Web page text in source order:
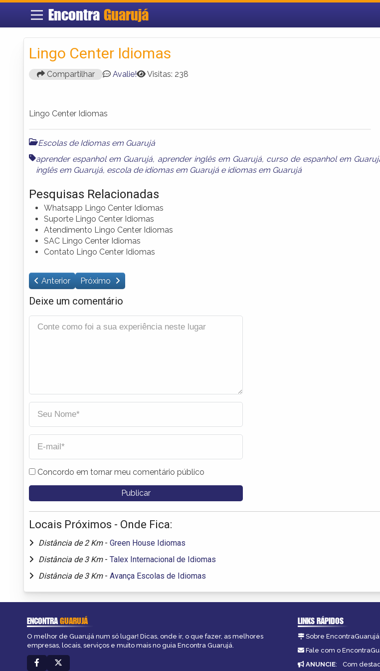
EncontraGuarujá
Lingo Center Idiomas
Compartilhar Avalie! Visitas: 238
Lingo Center Idiomas
Escolas de Idiomas em Guarujá
aprender espanhol em Guarujá, aprender inglês em Guarujá, curso de espanhol em
inglês em Guarujá, escola de idiomas em Guarujá e idiomas em Guarujá
Pesquisas Relacionadas
Whatsapp Lingo Center Idiomas
Suporte Lingo Center Idiomas
Atendimento Lingo Center Idiomas
SAC Lingo Center Idiomas
Contato Lingo Center Idiomas
Anterior Próximo
Deixe um comentário
Concordo em tornar meu comentário público
Locais Próximos - Onde Fica:
Distância de 2 Km - Green House Idiomas
Distância de 3 Km - Talex Internacional de Idiomas
Distância de 3 Km - Avança Escolas de Idiomas
ENCONTRAGUARUJÁ
O melhor de Guarujá num só lugar! Dicas, onde ir, o que fazer, as melhores
empresas, locais, serviços e muito mais no guia Encontra Guarujá.
LINKS RÁPIDOS
Sobre EncontraGuarujá
Fale com o
ANUNCIE: Com